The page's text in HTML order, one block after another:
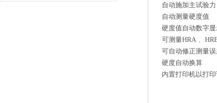
自动施加主试验力
自动测量硬度值
硬度值自动数字
可测量HRA 、
可自动修正测量
硬度自动换算
内置打印机以打